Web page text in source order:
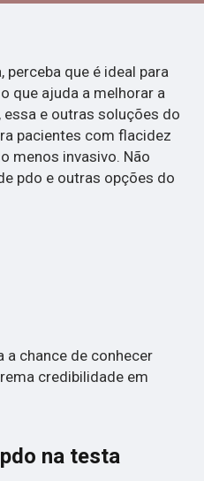
que é ideal para
que ajuda a melhorar a
e outras soluções do
pacientes com flacidez
menos invasivo. Não
pdo e outras opções do
a chance de conhecer
credibilidade em
na testa